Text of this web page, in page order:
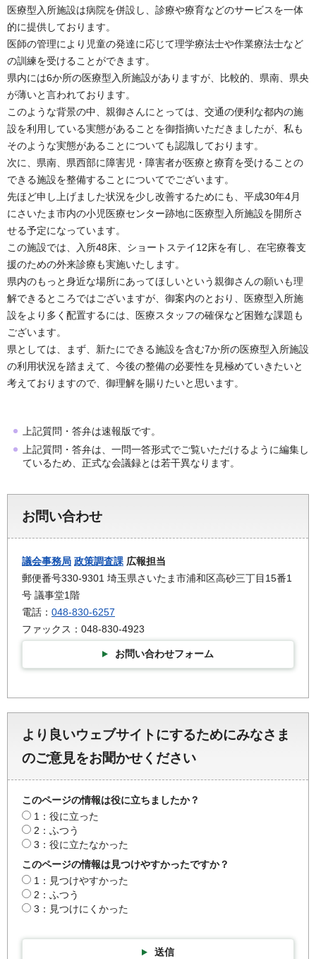
医療型入所施設は病院を併設し、診療や療育などのサービスを一体
的に提供しております。
医師の管理により児童の発達に応じて理学療法士や作業療法士など
の訓練を受けることができます。
県内には6か所の医療型入所施設がありますが、比較的、県南、県央
が薄いと言われております。
このような背景の中、親御さんにとっては、交通の便利な都内の施
設を利用している実態があることを御指摘いただきましたが、私も
そのような実態があることについても認識しております。
次に、県南、県西部に障害児・障害者が医療と療育を受けることの
できる施設を整備することについてでございます。
先ほど申し上げました状況を少し改善するためにも、平成30年4月
にさいたま市内の小児医療センター跡地に医療型入所施設を開所さ
せる予定になっています。
この施設では、入所48床、ショートステイ12床を有し、在宅療養支
援のための外来診療も実施いたします。
県内のもっと身近な場所にあってほしいという親御さんの願いも理
解できるところではございますが、御案内のとおり、医療型入所施
設をより多く配置するには、医療スタッフの確保など困難な課題も
ございます。
県としては、まず、新たにできる施設を含む7か所の医療型入所施設
の利用状況を踏まえて、今後の整備の必要性を見極めていきたいと
考えておりますので、御理解を賜りたいと思います。
上記質問・答弁は速報版です。
上記質問・答弁は、一問一答形式でご覧いただけるように編集し
ているため、正式な会議録とは若干異なります。
お問い合わせ
議会事務局 政策調査課 広報担当
郵便番号330-9301 埼玉県さいたま市浦和区高砂三丁目15番1
号 議事堂1階
電話： 048-830-6257
ファックス：048-830-4923
お問い合わせフォーム
より良いウェブサイトにするためにみなさま
のご意見をお聞かせください
このページの情報は役に立ちましたか？
1：役に立った
2：ふつう
3：役に立たなかった
このページの情報は見つけやすかったですか？
1：見つけやすかった
2：ふつう
3：見つけにくかった
送信